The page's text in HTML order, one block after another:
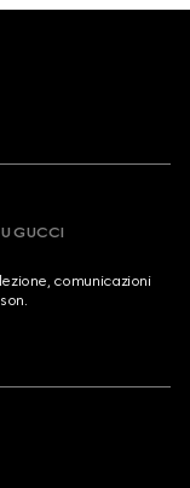
GUCCI
comunicazioni